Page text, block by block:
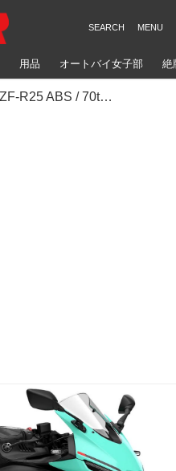
用品 オートバイ女子部 絶
ヤマハ「YZF-R25 ABS / 70th Anniversary Edition」【サクッと読める！2026年モデル国産車図鑑】